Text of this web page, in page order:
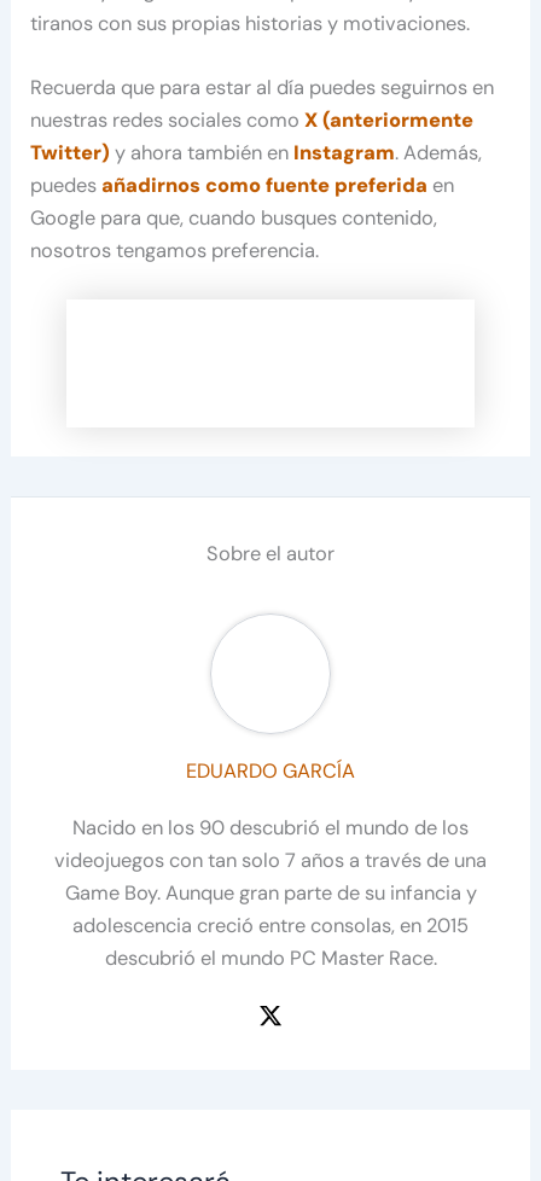
tiranos con sus propias historias y motivaciones.
Recuerda que para estar al día puedes seguirnos en
nuestras redes sociales comoX (anteriormente
Twitter) y ahora también en Instagram. Además,
puedesañadirnos como fuente preferida en
Google para que, cuando busques contenido,
nosotros tengamos preferencia.
Sobre el autor
EDUARDO GARCÍA
Nacido en los 90 descubrió el mundo de los
videojuegos con tan solo 7 años a través de una
Game Boy. Aunque gran parte de su infancia y
adolescencia creció entre consolas, en 2015
descubrió el mundo PC Master Race.